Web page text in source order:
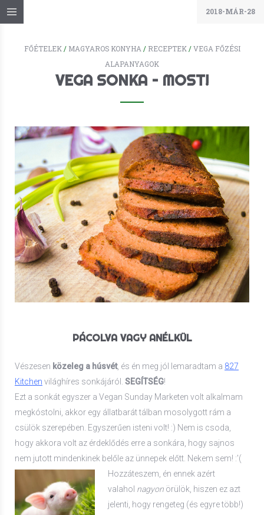
2018-MÁR-28
FŐÉTELEK/ MAGYAROS KONYHA/ RECEPTEK/ VEGA FŐZÉSI
ALAPANYAGOK
VEGA SONKA – MOST!
PÁCOLVA VAGY ANÉLKÜL
Vészesen közeleg a húsvét, és én meg jól lemaradtam a 827
Kitchen világhíres sonkájáról. SEGÍTSÉG!
Ezt a sonkát egyszer a Vegan Sunday Marketen volt alkalmam
megkóstolni, akkor egy állatbarát tálban mosolygott rám a
csülök szerepében. Egyszerűen isteni volt! :) Nem is csoda,
hogy akkora volt az érdeklődés erre a sonkára, hogy sajnos
nem jutott mindenkinek belőle az ünnepek előtt. Nekem sem! :'(
Hozzáteszem, én ennek azért
valahol nagyon örülök, hiszen ez azt
jelenti, hogy rengeteg (és egyre több!)